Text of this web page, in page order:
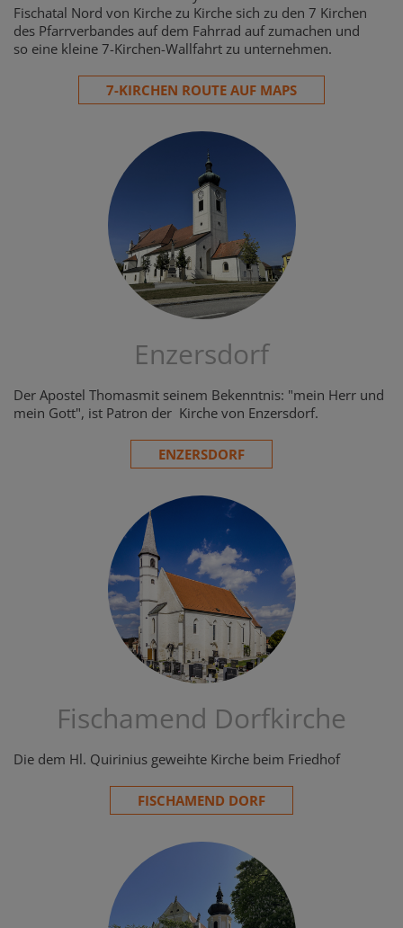
Fischatal Nord von Kirche zu Kirche sich zu den 7 Kirchen
des Pfarrverbandes auf dem Fahrrad auf zumachen und
so eine kleine 7-Kirchen-Wallfahrt zu unternehmen.
7-KIRCHEN ROUTE AUF MAPS
Enzersdorf
Der Apostel Thomasmit seinem Bekenntnis: "mein Herr und
mein Gott", ist Patron der Kirche von Enzersdorf.
ENZERSDORF
Fischamend Dorfkirche
Die dem Hl. Quirinius geweihte Kirche beim Friedhof
FISCHAMEND DORF